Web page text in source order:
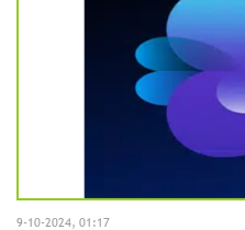
9-10-2024, 01:17